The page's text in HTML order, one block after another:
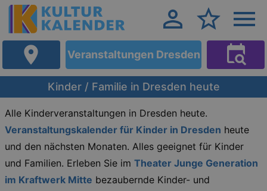
Veranstaltungen Dresden
Kinder / Familie in Dresden heute
Alle Kinderveranstaltungen in Dresden heute.
Veranstaltungskalender für Kinder in Dresden heute
und den nächsten Monaten. Alles geeignet für Kinder
und Familien. Erleben Sie im Theater Junge Generation
im Kraftwerk Mitte bezaubernde Kinder- und